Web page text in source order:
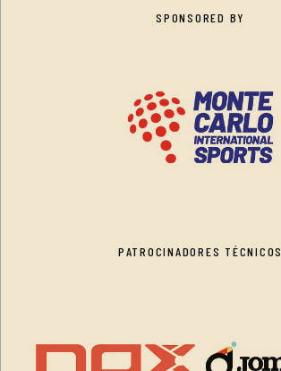
SPONSORED BY
PATROCINADORES TÉCNICOS